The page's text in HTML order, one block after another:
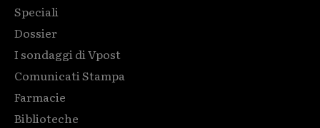
Speciali
Dossier
I sondaggi di Vpost
Comunicati Stampa
Farmacie
Biblioteche